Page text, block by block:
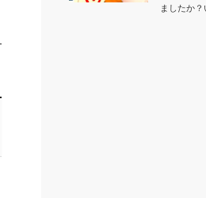
ましたか